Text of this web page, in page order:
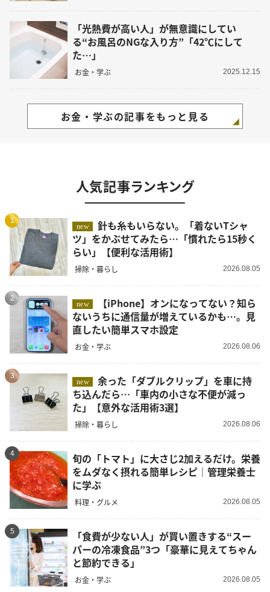
「光熱費が高い人」が無意識にしてい
る“お風呂のNGな入り方”「42℃にして
た…」
お金・学ぶ 2025.12.15
お金・学ぶの記事をもっと見る
人気記事ランキング
1
new
針も糸もいらない。「着ないTシャ
ツ」をかぶせてみたら…「慣れたら15秒く
らい」【便利な活用術】
掃除・暮らし 2026.08.05
2
new
ないうちに通信量が増えているかも…。見
直したい簡単スマホ設定
お金・学ぶ 2026.08.06
3
new
余った「ダブルクリップ」を車に持
ち込んだら…「車内の小さな不便が減っ
た」【意外な活用術3選】
掃除・暮らし 2026.08.06
4
旬の「トマト」に大さじ2加えるだけ。栄養
をムダなく摂れる簡単レシピ｜管理栄養士
に学ぶ
料理・グルメ 2026.08.05
5
「食費が少ない人」が買い置きする“スー
パーの冷凍食品”3つ「豪華に見えてちゃん
と節約できる」
お金・学ぶ 2026.08.05